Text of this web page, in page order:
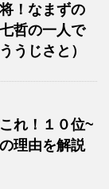
！なまずの
哲の一人で
うじさと）
れ！１０位~
理由を解説